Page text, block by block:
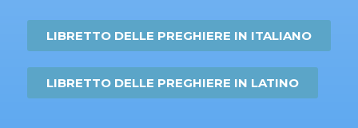
LIBRETTO DELLE PREGHIERE IN ITALIANO
LIBRETTO DELLE PREGHIERE IN LATINO